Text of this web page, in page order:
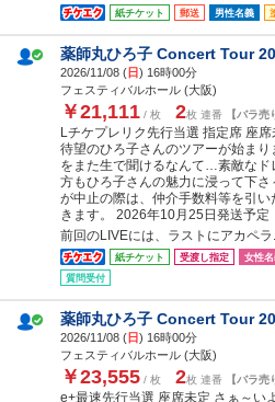
紙チケット 郵送 男性名義
薬師丸ひろ子 Concert Tour
2026/11/08 (日) 16時00分
フェスティバルホール (大阪)
￥21,111 / 枚 2枚 連番 【バラ売
Lチケプレリク先行当選 指定席 座
待望のひろ子さんのツアーが始ま
をまた生で聞けるなんて…素敵なド
方もひろ子さんの魅力に浸って下
が中止の際は、仲介手数料等を引
きます。 2026年10月25日発送予定
前回のLIVEには、ラストにアカペラ
紙チケット 受渡し指定 女性
質問受付
薬師丸ひろ子 Concert Tour
2026/11/08 (日) 16時00分
フェスティバルホール (大阪)
￥23,555 / 枚 2枚 連番 【バラ売
e+最速先行当選 座席未定 さぁ～い